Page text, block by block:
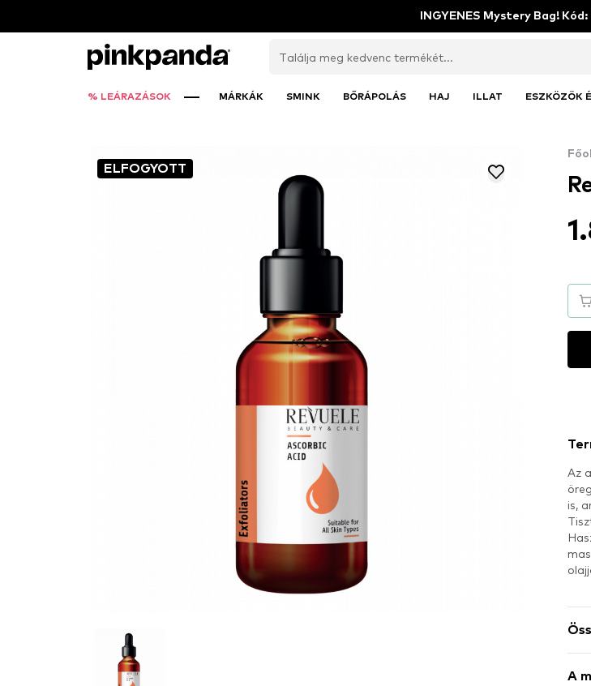
INGYENES Mystery Bag! Kód:
% LEÁRAZÁSOK MÁRKÁK SMINK BŐRÁPOLÁS HAJ ILLAT ESZKÖZÖK
ELFOGYOTT
Az
is,
A